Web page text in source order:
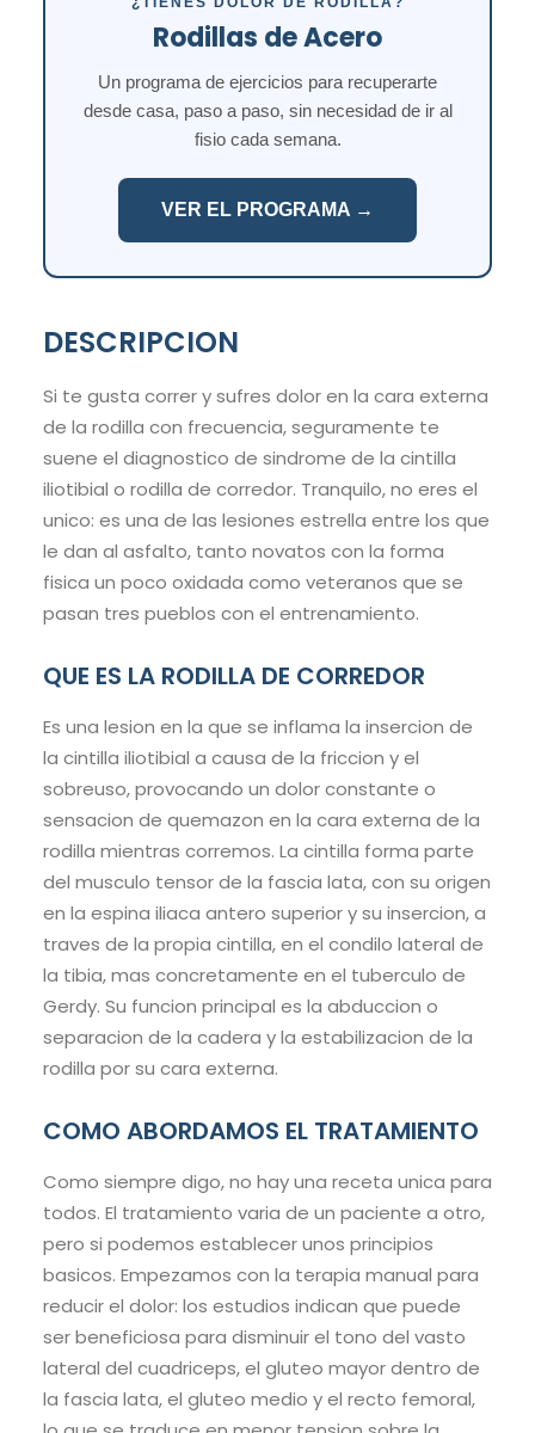
Rodillas de Acero
Un programa de ejercicios para recuperarte
desde casa, paso a paso, sin necesidad de ir al
fisio cada semana.
VER EL PROGRAMA →
DESCRIPCION
Si te gusta correr y sufres dolor en la cara externa
de la rodilla con frecuencia, seguramente te
suene el diagnostico de sindrome de la cintilla
iliotibial o rodilla de corredor. Tranquilo, no eres el
unico: es una de las lesiones estrella entre los que
le dan al asfalto, tanto novatos con la forma
fisica un poco oxidada como veteranos que se
pasan tres pueblos con el entrenamiento.
QUE ES LA RODILLA DE CORREDOR
Es una lesion en la que se inflama la insercion de
la cintilla iliotibial a causa de la friccion y el
sobreuso, provocando un dolor constante o
sensacion de quemazon en la cara externa de la
rodilla mientras corremos. La cintilla forma parte
del musculo tensor de la fascia lata, con su origen
en la espina iliaca antero superior y su insercion, a
traves de la propia cintilla, en el condilo lateral de
la tibia, mas concretamente en el tuberculo de
Gerdy. Su funcion principal es la abduccion o
separacion de la cadera y la estabilizacion de la
rodilla por su cara externa.
COMO ABORDAMOS EL TRATAMIENTO
Como siempre digo, no hay una receta unica para
todos. El tratamiento varia de un paciente a otro,
pero si podemos establecer unos principios
basicos. Empezamos con la terapia manual para
reducir el dolor: los estudios indican que puede
ser beneficiosa para disminuir el tono del vasto
lateral del cuadriceps, el gluteo mayor dentro de
la fascia lata, el gluteo medio y el recto femoral,